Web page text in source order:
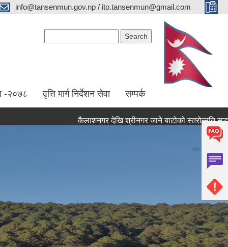
info@tansenmun.gov.np / ito.tansenmun@gmail.com
-२०७८ वृत्ति मार्ग निर्देशन सेवा सम्पर्क